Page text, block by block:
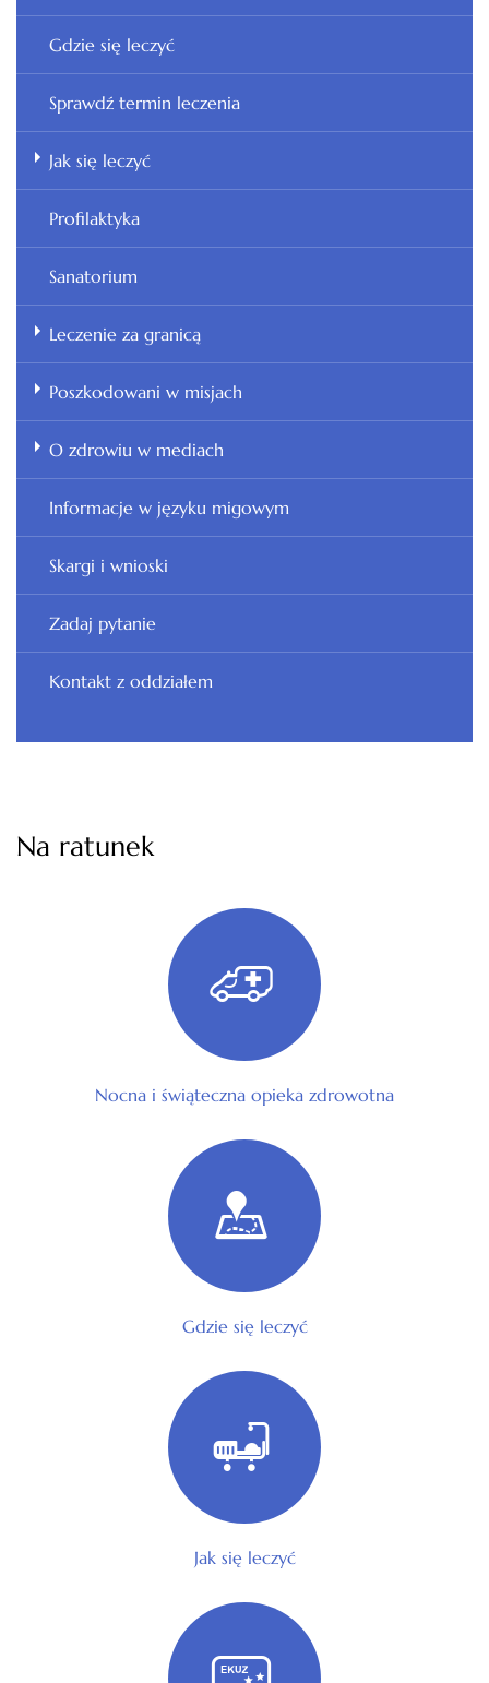
Gdzie się leczyć
Sprawdź termin leczenia
Jak się leczyć
Profilaktyka
Sanatorium
Leczenie za granicą
Poszkodowani w misjach
O zdrowiu w mediach
Informacje w języku migowym
Skargi i wnioski
Zadaj pytanie
Kontakt z oddziałem
Na ratunek
Nocna i świąteczna opieka zdrowotna
Gdzie się leczyć
Jak się leczyć